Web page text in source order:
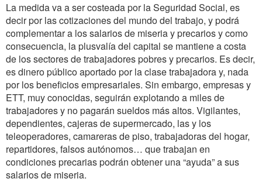
La medida va a ser costeada por la Seguridad Social, es
decir por las cotizaciones del mundo del trabajo, y podrá
complementar a los salarios de miseria y precarios y como
consecuencia, la plusvalía del capital se mantiene a costa
de los sectores de trabajadores pobres y precarios. Es decir,
es dinero público aportado por la clase trabajadora y, nada
por los beneficios empresariales. Sin embargo, empresas y
ETT, muy conocidas, seguirán explotando a miles de
trabajadores y no pagarán sueldos más altos. Vigilantes,
dependientes, cajeras de supermercado, las y los
teleoperadores, camareras de piso, trabajadoras del hogar,
repartidores, falsos autónomos… que trabajan en
condiciones precarias podrán obtener una “ayuda” a sus
salarios de miseria.